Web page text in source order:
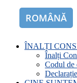
ROMÂNĂ
ÎNALȚI
Înalți
Codul de